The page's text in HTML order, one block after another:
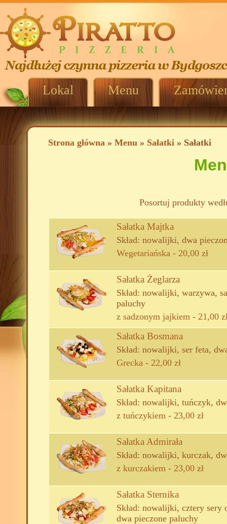
Lokal Menu
Strona główna » Menu » Sałatki » Sałatki
Posortuj produkty
Sałatka Majtka
Skład: nowalijki, dwa
Wegetariańska - 20,00 zł
Sałatka Żeglarza
Skład: nowalijki, warzywa,
paluchy
z sadzonym jajkiem - 21,00
Sałatka Bosmana
Skład: nowalijki, ser feta,
Grecka - 22,00 zł
Sałatka Kapitana
Skład: nowalijki, tuńczyk,
z tuńczykiem - 23,00 zł
Sałatka Admirała
Skład: nowalijki, kurczak,
z kurczakiem - 23,00 zł
Sałatka Sternika
Skład: nowalijki, cztery sery
dwa pieczone paluchy